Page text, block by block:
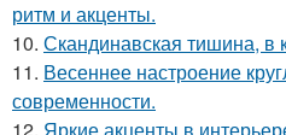
ритм и акценты.
10. Скандинавская тишина, в
11. Весеннее настроение
современности.